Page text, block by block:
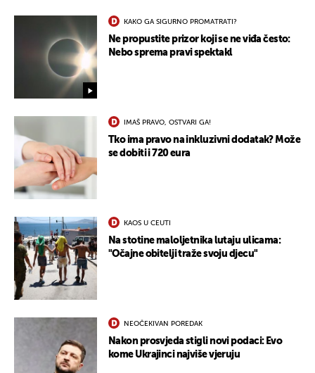
KAKO GA SIGURNO PROMATRATI?
Ne propustite prizor koji se ne viđa često:
Nebo sprema pravi spektakl
IMAŠ PRAVO, OSTVARI GA!
Tko ima pravo na inkluzivni dodatak? Može
se dobiti i 720 eura
KAOS U CEUTI
Na stotine maloljetnika lutaju ulicama:
"Očajne obitelji traže svoju djecu"
NEOČEKIVAN POREDAK
Nakon prosvjeda stigli novi podaci: Evo
kome Ukrajinci najviše vjeruju